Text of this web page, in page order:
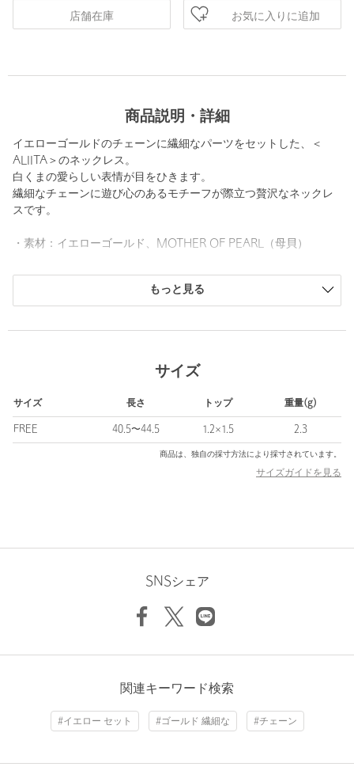
店舗在庫 お気に入りに追加
商品説明・詳細
イエローゴールドのチェーンに繊細なパーツをセットした、＜
ALIITA＞のネックレス。
白くまの愛らしい表情が目をひきます。
繊細なチェーンに遊び心のあるモチーフが際立つ贅沢なネックレ
スです。
・素材：イエローゴールド、MOTHER OF PEARL（母貝）
＜ALIITA（アリータ）＞
2015年にシンシア・ヴィルチェス・カスティリオーニによって設
エフォートレスなライフスタイルとタイムレスな美をコンセプト
【注意事項】
※商品に「取り扱い上の注意書き」、「洗濯表示」がございます
場合は、使用前に必ずご確認ください。
※商品画像は、光の当たり具合やパソコンなどの閲覧環境によ
品名/品番をお申し付けください。
対象外商品 裾上げについて
もっと見る
サイズ
サイズ 長さ トップ 重量(g)
FREE 40.5〜44.5 1.2×1.5 2.3
商品は、独自の採寸方法により採寸されています。
サイズガイドを見る
SNSシェア
関連キーワード検索
#イエロー セット #ゴールド 繊細な #チェーン